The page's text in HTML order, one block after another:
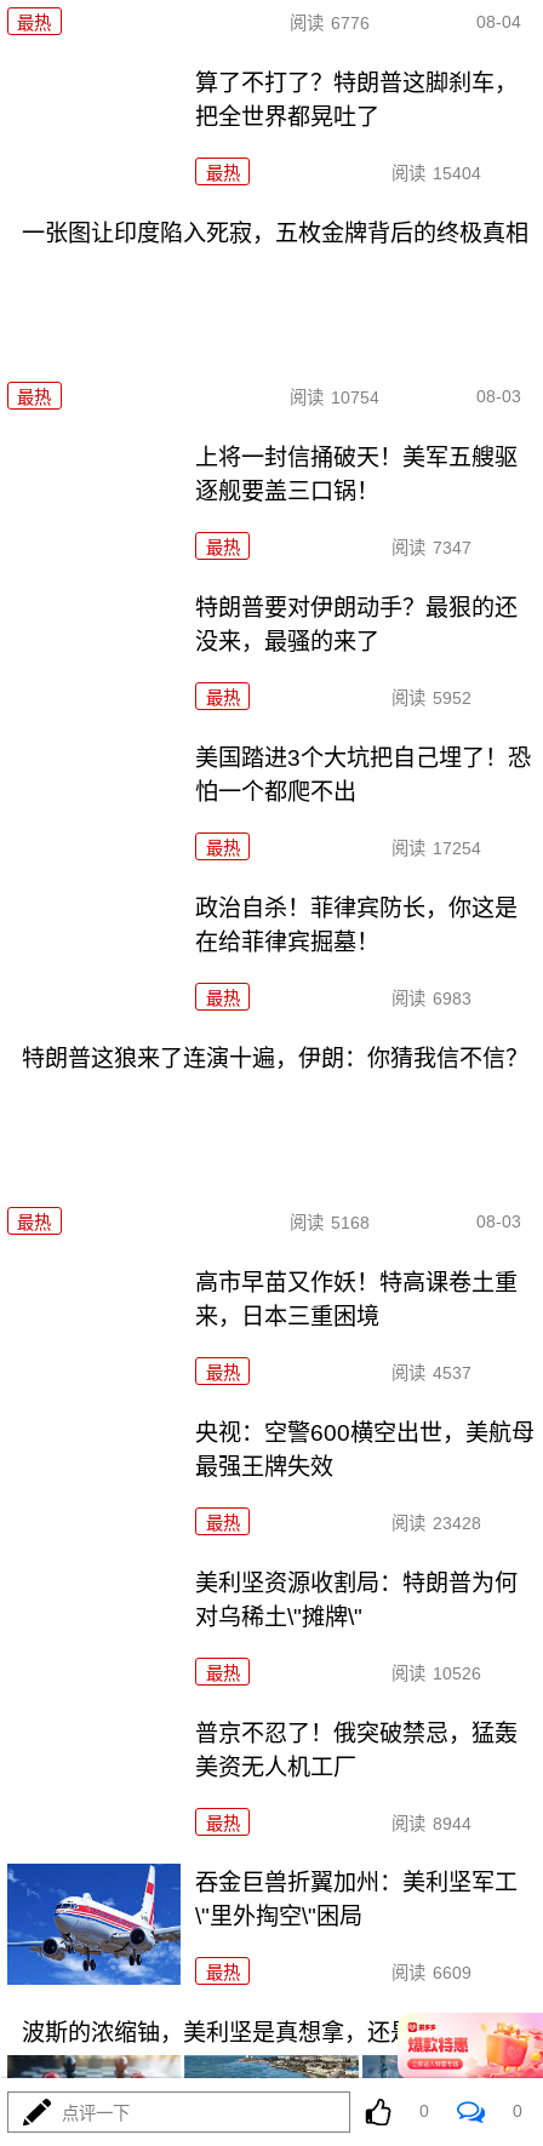
最热 阅读 6776 08-04
算了不打了？特朗普这脚刹车，
把全世界都晃吐了
最热 阅读 15404
一张图让印度陷入死寂，五枚金牌背后的终极真相
最热 阅读 10754 08-03
上将一封信捅破天！美军五艘驱
逐舰要盖三口锅！
最热 阅读 7347
特朗普要对伊朗动手？最狠的还
没来，最骚的来了
最热 阅读 5952
美国踏进3个大坑把自己埋了！恐
怕一个都爬不出
最热 阅读 17254
政治自杀！菲律宾防长，你这是
在给菲律宾掘墓！
最热 阅读 6983
特朗普这狼来了连演十遍，伊朗：你猜我信不信？
最热 阅读 5168 08-03
高市早苗又作妖！特高课卷土重
来，日本三重困境
最热 阅读 4537
央视：空警600横空出世，美航母
最强王牌失效
最热 阅读 23428
美利坚资源收割局：特朗普为何
对乌稀土\"摊牌\"
最热 阅读 10526
普京不忍了！俄突破禁忌，猛轰
美资无人机工厂
最热 阅读 8944
吞金巨兽折翼加州：美利坚军工
\"里外掏空\"困局
最热 阅读 6609
波斯的浓缩铀，美利坚是真想拿，还是做样子？
点评一下 0 0